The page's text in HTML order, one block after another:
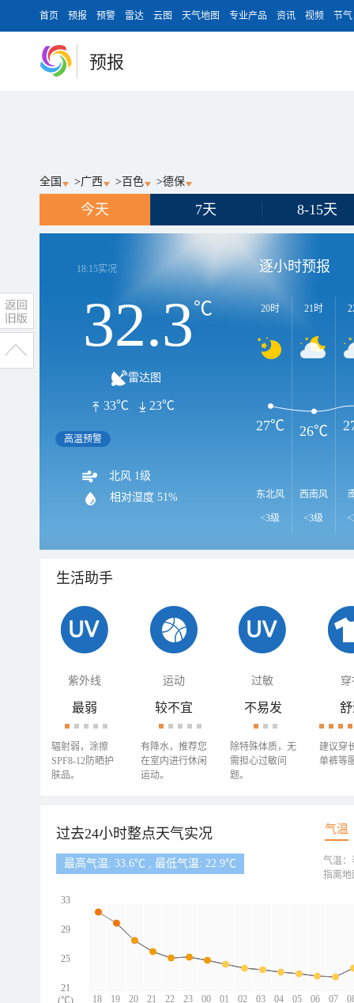
首页 预报 预警 雷达 云图 天气地图 专业产品 资讯 视频 节气
预报
全国 >广西 > 百色 >德保
今天 7天 8-15天
18:15实况
32.3℃
雷达图
33℃ 23℃
高温预警
北风 1级
相对湿度 51%
逐小时预报
20时
东北风
<3级
21时
西南风
<3级
27℃ 26℃
生活助手
紫外线 运动 过敏 穿
最弱
辐射弱，涂擦
SPF8-12防晒护
肤品。
较不宜
有降水，推荐您
在室内进行休闲
运动。
不易发
除特殊体质，无
需担心过敏问
题。
建议穿
单裤等
过去24小时整点天气实况 气温
最高气温: 33.6℃ , 最低气温: 22.9℃
18 19 20 21 22 23 00 01 02 03 04 05 06 07
33
29
25
21
(℃)
气温：
指离地